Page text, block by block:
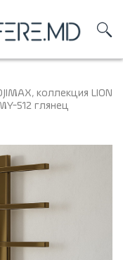
коллекция LION
512 глянец